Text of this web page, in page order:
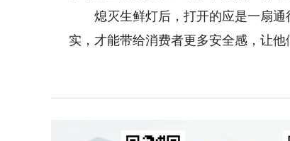
熄灭生鲜灯后，打开的应是一扇通
实，才能带给消费者更多安全感，让他